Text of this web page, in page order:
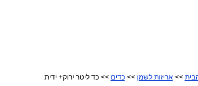
>>אריזות לשמן >>כדים >> כד ליטר ירוק+ ידית